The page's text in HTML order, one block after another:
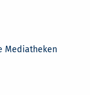
Mediatheken